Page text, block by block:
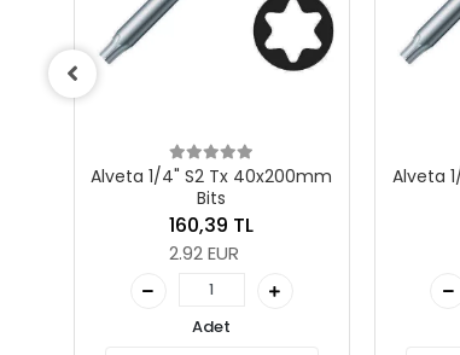
S2 Tx 40x200mm
Alveta 1/4" S2 Tx 30x200mm